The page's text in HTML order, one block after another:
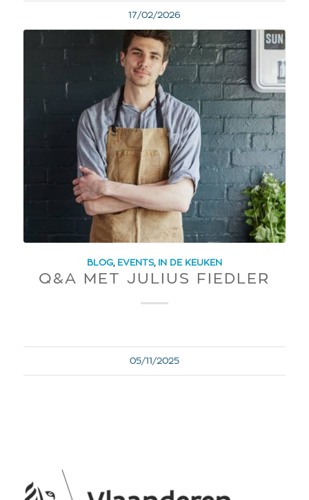
17/02/2026
BLOG, EVENTS, IN DE KEUKEN
Q&A MET JULIUS FIEDLER
05/11/2025